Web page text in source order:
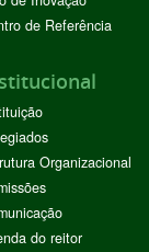
de Referência
Organizacional
do reitor